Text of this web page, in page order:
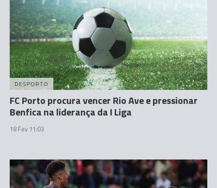
DESPORTO
FC Porto procura vencer Rio Ave e pressionar
Benfica na liderança da I Liga
18 Fev 11:03